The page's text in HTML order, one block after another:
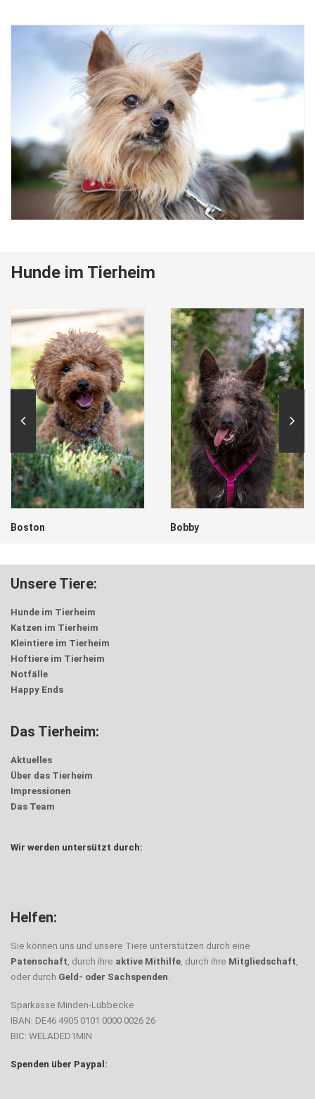
Hunde im Tierheim
Boston Bobby
Unsere Tiere:
Hunde im Tierheim
Katzen im Tierheim
Kleintiere im Tierheim
Hoftiere im Tierheim
Notfälle
Happy Ends
Das Tierheim:
Aktuelles
Über das Tierheim
Impressionen
Das Team
Wir werden untersützt durch:
Helfen:
Sie können uns und unsere Tiere unterstützen durch eine
Patenschaft, durch ihre aktive Mithilfe, durch ihre Mitgliedschaft,
oder durch Geld- oder Sachspenden.
Sparkasse Minden-Lübbecke
IBAN: DE46 4905 0101 0000 0026 26
BIC: WELADED1MIN
Spenden über Paypal: